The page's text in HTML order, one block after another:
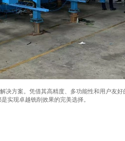
决方案。凭借其高精度、多功能性和用户友
实现卓越铣削效果的完美选择。